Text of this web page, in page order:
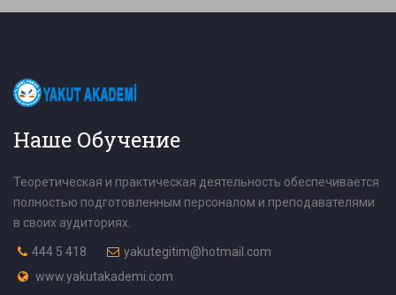
Наше Обучение
Теоретическая и практическая деятельность обеспечивается
полностью подготовленным персоналом и преподавателями
в своих аудиториях.
444 5 418
yakutegitim@hotmail.com
www.yakutakademi.com